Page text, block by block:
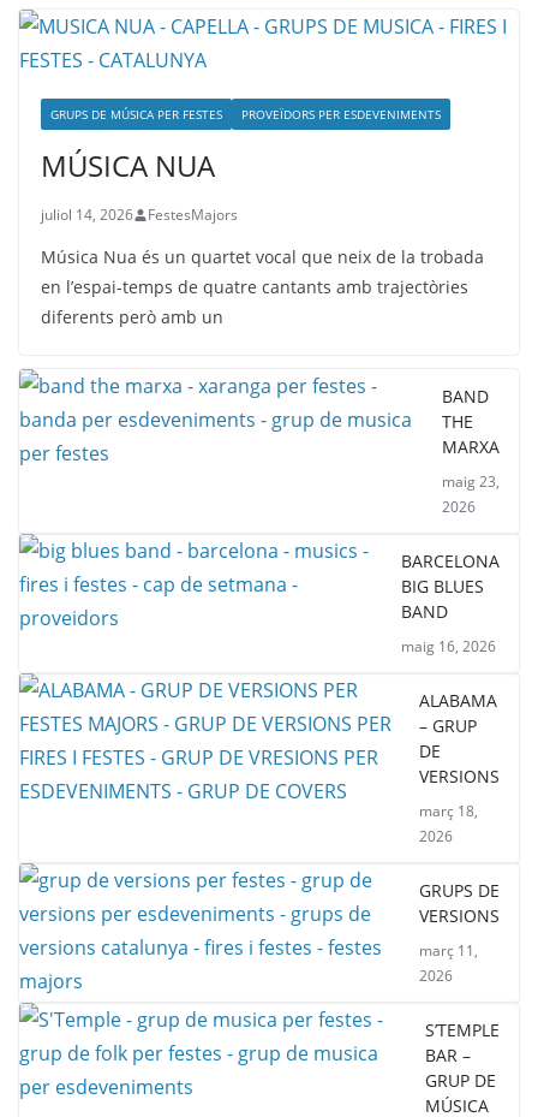
GRUPS DE MÚSICA PER FESTES PROVEÏDORS PER ESDEVENIMENTS
MÚSICA NUA
juliol 14, 2026 FestesMajors
Música Nua és un quartet vocal que neix de la trobada
en l’espai-temps de quatre cantants amb trajectòries
diferents però amb un
BAND
THE
MARXA
maig 23,
2026
BARCELONA
BIG BLUES
BAND
maig 16, 2026
ALABAMA
– GRUP
DE
VERSIONS
març 18,
2026
GRUPS DE
VERSIONS
març 11,
2026
S’TEMPLE
BAR –
GRUP DE
MÚSICA